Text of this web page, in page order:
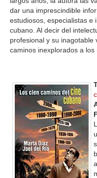
dar una imprescindible
estudiosos, especialistas e
cubano. Al decir del
profesional y su
caminos inexplorados a los